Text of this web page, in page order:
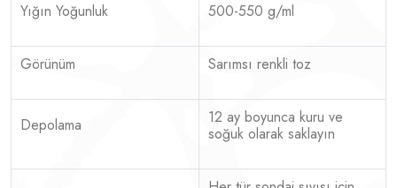
Yığın Yoğunluk 500-550 g/ml
Görünüm Sarımsı renkli toz
Depolama
12 ay boyunca kuru ve
soğuk olarak saklayın